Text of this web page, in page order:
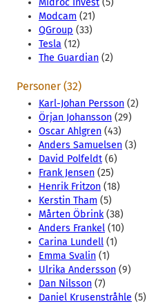
Modcam (21)
QGroup (33)
Tesla (12)
The Guardian (2)
Personer (32)
Karl-Johan Persson (2)
Örjan Johansson (29)
Oscar Ahlgren (43)
Anders Samuelsen (3)
David Polfeldt (6)
Frank Jensen (25)
Henrik Fritzon (18)
Kerstin Tham (5)
Mårten Öbrink(38)
Anders Frankel (10)
Carina Lundell (1)
Emma Svalin (1)
Ulrika Andersson (9)
Dan Nilsson (7)
Daniel Krusenstråhle (5)